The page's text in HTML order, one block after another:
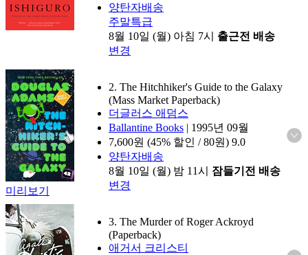
양탄자배송
주말특급
8월 10일 (월) 아침 7시 출근전 배송
변경
미리보기
2. The Hitchhiker's Guide to the Galaxy
(Mass Market Paperback)
더글러스 애덤스
Ballantine Books | 1995년 09월
7,600원 (45% 할인 / 80원) 9.0
양탄자배송
8월 10일 (월) 밤 11시 잠들기전 배송
변경
3. The Murder of Roger Ackroyd
(Paperback)
애거서 크리스티